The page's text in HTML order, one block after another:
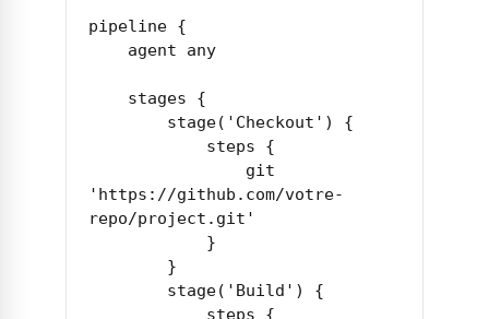
pipeline {
'https://github.com/votre-
repo/project.git'